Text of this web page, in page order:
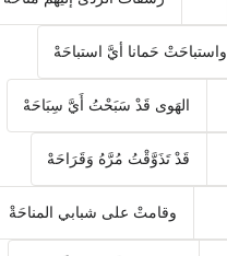
واستباحَتْ حَمانا أيَّ استباحَهْ
الهَوى قَدْ سَبَحْتُ أَيَّ سِبَاحَهْ
قَدْ تَذَوَّقْتُ مُرَّهُ وَقَرَاحَهْ
وقامتْ على شبابي المناحَةْ